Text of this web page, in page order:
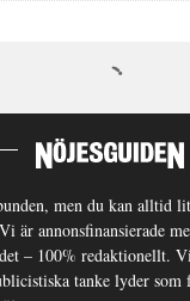
men du kan alltid
är annonsfinansierade
– 100% redaktionellt.
tanke lyder som